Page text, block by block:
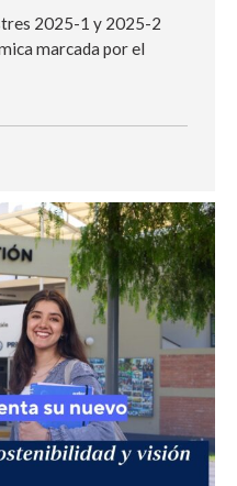
2025-1 y 2025-2
marcada por el